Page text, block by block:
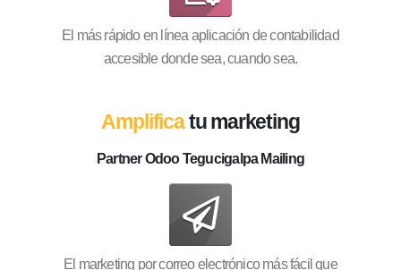
El más rápido en línea aplicación de contabilidad
accesible donde sea, cuando sea.
Amplificatu marketing
Partner Odoo Tegucigalpa Mailing
El marketing por correo electrónico más fácil que